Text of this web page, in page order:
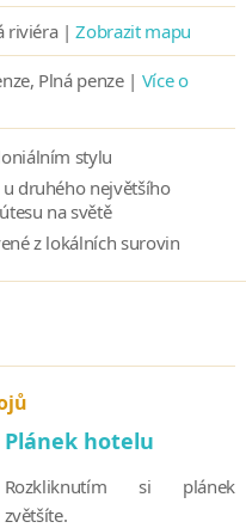
riviéra |Zobrazit mapu
Plná penze | Více o
stylu
u druhého největšího
na světě
z lokálních surovin
Plánek hotelu
Rozkliknutím si plánek
zvětšíte.